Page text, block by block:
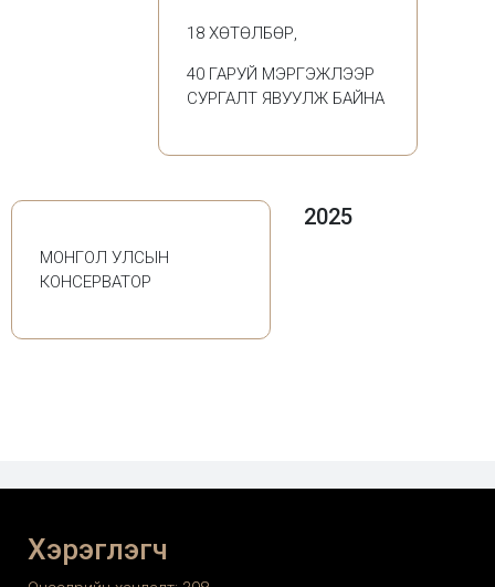
18 ХӨТӨЛБӨР,
40 ГАРУЙ МЭРГЭЖЛЭЭР
СУРГАЛТ ЯВУУЛЖ БАЙНА
2025
МОНГОЛ УЛСЫН
КОНСЕРВАТОР
Хэрэглэгч